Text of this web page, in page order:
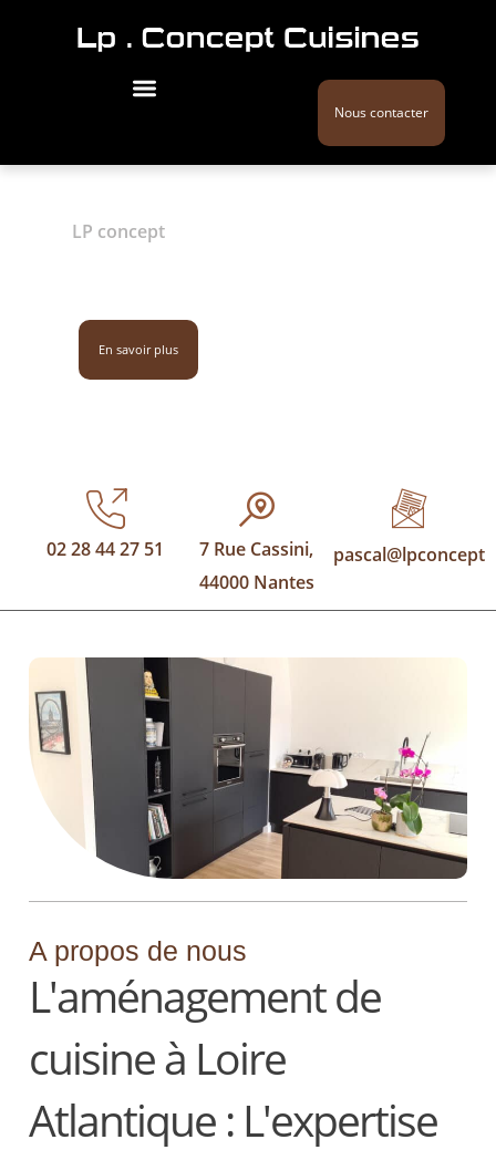
Nous contacter
LP concept
En savoir plus
02 28 44 27 51
7 Rue Cassini,
44000 Nantes
A propos de nous
L'aménagement de
cuisine à Loire
Atlantique : L'expertise